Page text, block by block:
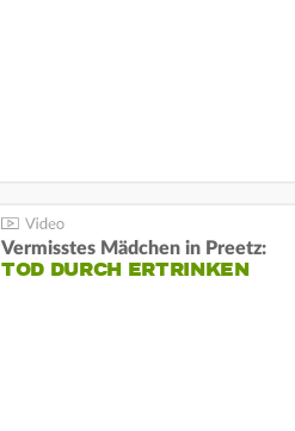
Vermisstes Mädchen in Preetz:
TOD DURCH ERTRINKEN